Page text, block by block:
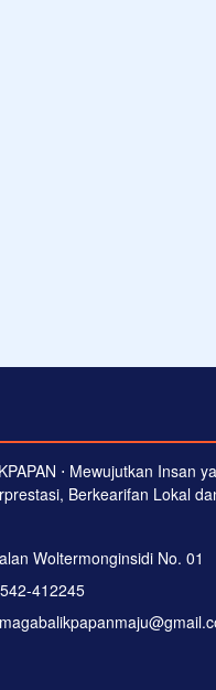
⋅ Mewujutkan Insan
Berkearifan Lokal
Woltermonginsidi No. 01
412245